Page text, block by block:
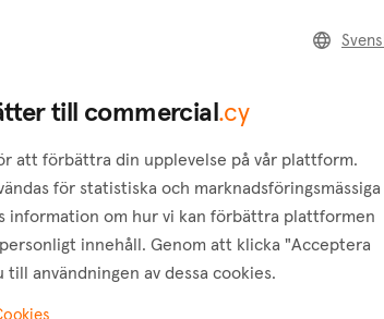
Min
till commercial.cy
att förbättra din upplevelse på vår plattform.
för statistiska och marknadsföringsmässiga
information om hur vi kan förbättra plattformen
innehåll. Genom att klicka "Acceptera
användningen av dessa cookies.